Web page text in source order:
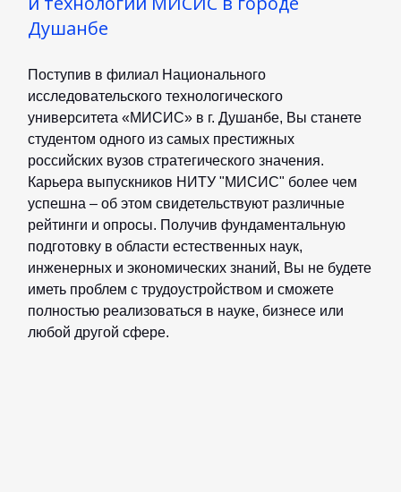
ж
К
И
Душанбе
Поступив в филиал Национального
исследовательского технологического
университета «МИСИС» в г. Душанбе, Вы станете
студентом одного из самых престижных
российских вузов стратегического значения.
Карьера выпускников НИТУ "МИСИС" более чем
успешна – об этом свидетельствуют различные
рейтинги и опросы. Получив фундаментальную
подготовку в области естественных наук,
инженерных и экономических знаний, Вы не будете
иметь проблем с трудоустройством и сможете
полностью реализоваться в науке, бизнесе или
любой другой сфере.